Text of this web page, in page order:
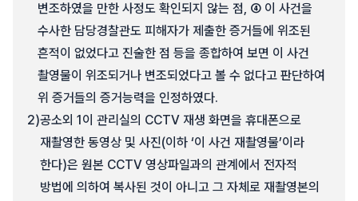
변조하였을 만한 사정도 확인되지 않는 점, ④ 이 사건을
수사한 담당경찰관도 피해자가 제출한 증거들에 위조된
흔적이 없었다고 진술한 점 등을 종합하여 보면 이 사건
촬영물이 위조되거나 변조되었다고 볼 수 없다고 판단하여
위 증거들의 증거능력을 인정하였다.
2)공소외 1이 관리실의 CCTV 재생 화면을 휴대폰으로
재촬영한 동영상 및 사진(이하 ‘이 사건 재촬영물’이라
한다)은 원본 CCTV 영상파일과의 관계에서 전자적
방법에 의하여 복사된 것이 아니고 그 자체로 재촬영본의